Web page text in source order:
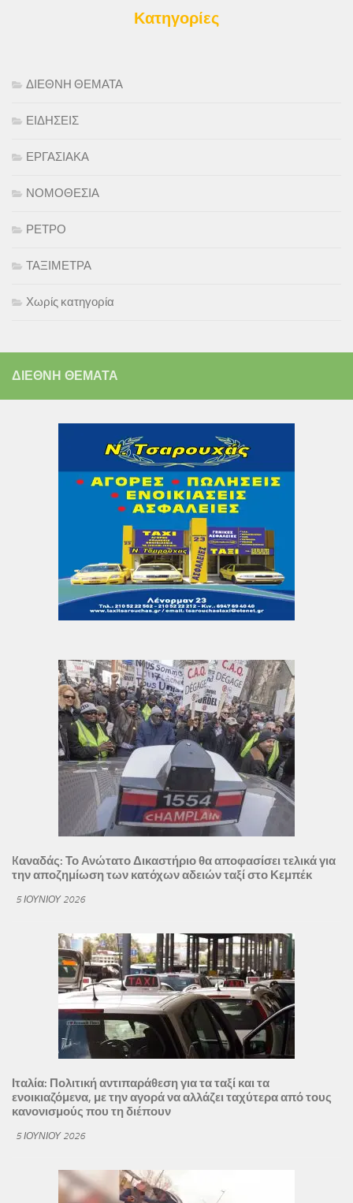
Κατηγορίες
ΔΙΕΘΝΗ ΘΕΜΑΤΑ
ΕΙΔΗΣΕΙΣ
ΕΡΓΑΣΙΑΚΑ
ΝΟΜΟΘΕΣΙΑ
ΡΕΤΡΟ
ΤΑΞΙΜΕΤΡΑ
Χωρίς κατηγορία
ΔΙΕΘΝΗ ΘΕΜΑΤΑ
Kαναδάς: Το Ανώτατο Δικαστήριο θα αποφασίσει τελικά για
την αποζημίωση των κατόχων αδειών ταξί στο Κεμπέκ
5 ΙΟΥΝΊΟΥ 2026
Ιταλία: Πολιτική αντιπαράθεση για τα ταξί και τα
ενοικιαζόμενα, με την αγορά να αλλάζει ταχύτερα από τους
κανονισμούς που τη διέπουν
5 ΙΟΥΝΊΟΥ 2026